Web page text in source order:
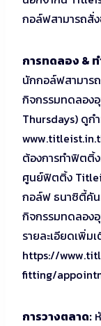
กอล์ฟสามารถสั่
การทดลอง &
นักกอล์ฟสามาร
กิจกรรมทดลอง
Thursdays) ดูก
ต้องการทำฟิตติ้
ศูนย์ฟิตติ้ง
กอล์ฟ ธนาซิตี้คั
กิจกรรมทดลอง
รายละเอียดเพิ่ม
https://
fitting/
การวางตลาด: